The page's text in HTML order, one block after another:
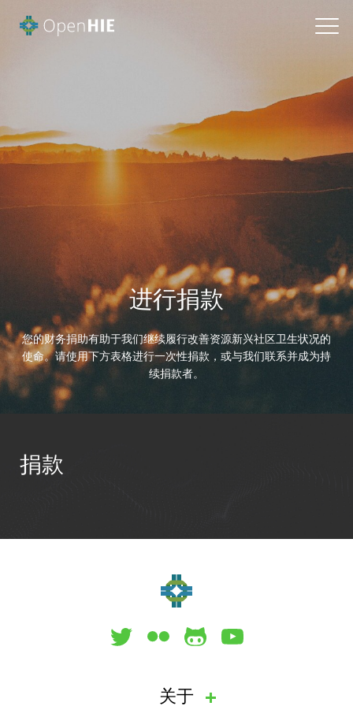
进行捐款
您的财务捐助有助于我们继续履行改善资源新兴社区卫生状况的
使命。请使用下方表格进行一次性捐款，或与我们联系并成为持
续捐款者。
捐款
关于